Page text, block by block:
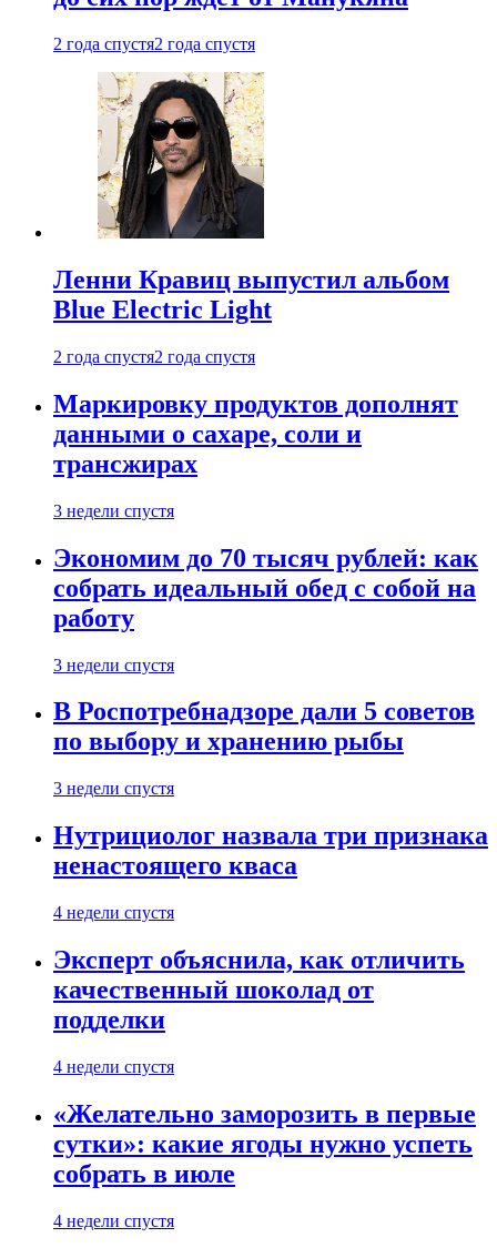
2 года спустя2 года спустя
Ленни Кравиц выпустил альбом
Blue Electric Light
2 года спустя2 года спустя
Маркировку продуктов дополнят
данными о сахаре, соли и
трансжирах
3 недели спустя
Экономим до 70 тысяч рублей: как
собрать идеальный обед с собой на
работу
3 недели спустя
В Роспотребнадзоре дали 5 советов
по выбору и хранению рыбы
3 недели спустя
Нутрициолог назвала три признака
ненастоящего кваса
4 недели спустя
Эксперт объяснила, как отличить
качественный шоколад от
подделки
4 недели спустя
«Желательно заморозить в первые
сутки»: какие ягоды нужно успеть
собрать в июле
4 недели спустя